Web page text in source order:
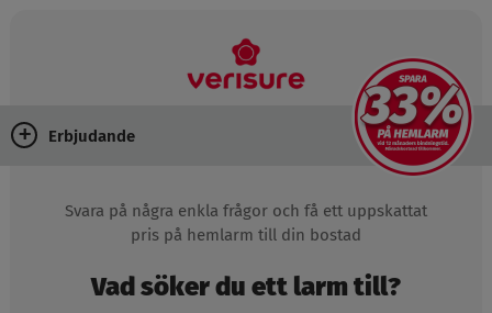
Erbjudande
Svara på några enkla frågor och få ett uppskattat
pris på hemlarm till din bostad
Vad söker du ett larm till?